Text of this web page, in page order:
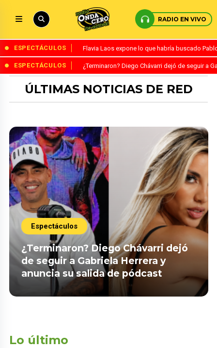
RADIO EN VIVO
ESPECTÁCULOS Flavia Laos expone lo que habría buscado
ESPECTÁCULOS ¿Terminaron? Diego Chávarri dejó de seguir a
ÚLTIMAS NOTICIAS DE RED
Espectáculos
¿Terminaron? Diego Chávarri dejó
de seguir a Gabriela Herrera y
anuncia su salida de pódcast
Lo último